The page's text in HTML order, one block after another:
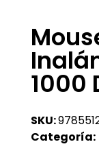
1000
SKU:
Categoría: